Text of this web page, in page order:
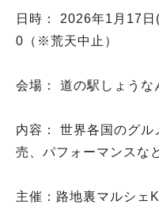
日時： 2026年1月17
0（※荒天中止）
会場： 道の駅しょう
内容： 世界各国のグル
売、パフォーマンスな
主催：路地裏マルシェ